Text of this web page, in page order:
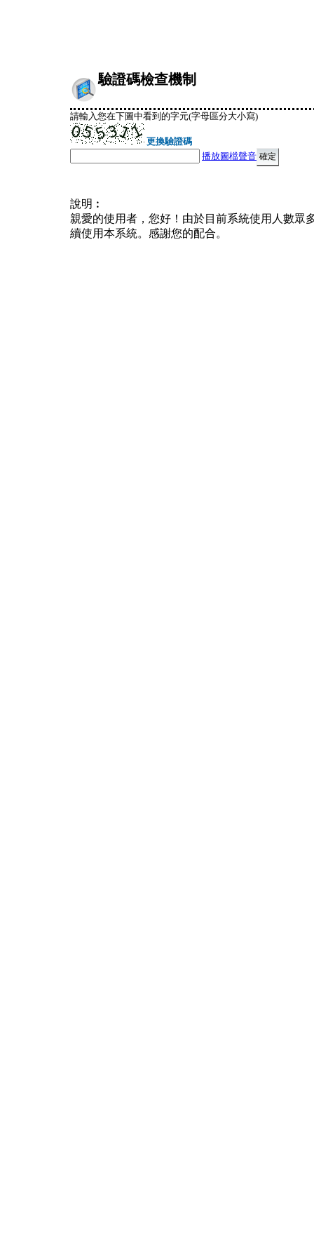
驗證碼檢查機制
請輸入您在下圖中看到的字元(字母區分大小寫)
更換驗證碼
播放圖檔聲音
說明︰
親愛的使用者，您好！由於目前系統使用人數眾
續使用本系統。感謝您的配合。